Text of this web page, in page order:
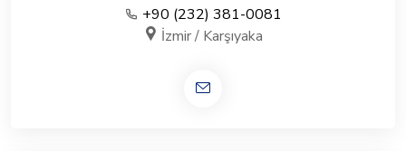
+90 (232) 381-0081
İzmir / Karşıyaka